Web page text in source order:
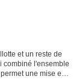
et un reste de
combiné l'ensemble
une mise en